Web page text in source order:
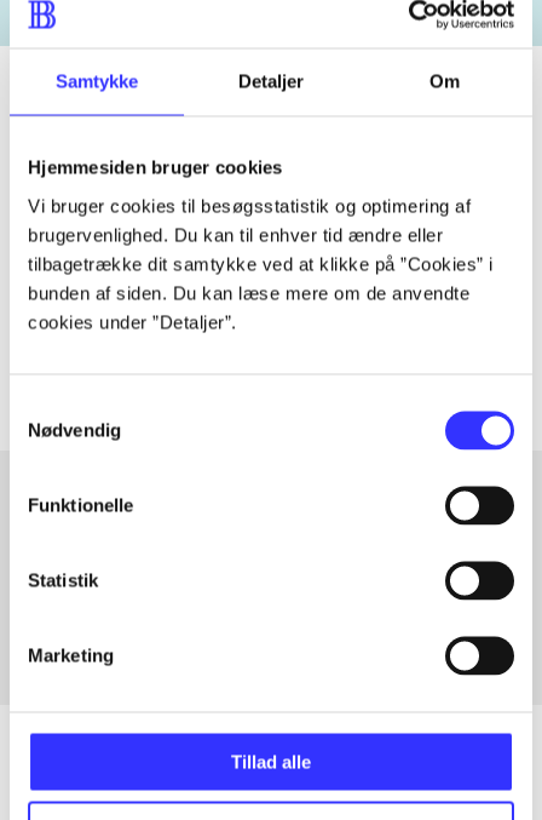
Samtykke Detaljer Om
Hjemmesiden bruger cookies
Vi bruger cookies til besøgsstatistik og optimering af
brugervenlighed. Du kan til enhver tid ændre eller
tilbagetrække dit samtykke ved at klikke på ”Cookies” i
bunden af siden. Du kan læse mere om de anvendte
cookies under ”Detaljer”.
Nødvendig
Funktionelle
Statistik
Marketing
Tillad alle
Tidsskrift
Artiklen er en del af
lorem ipsum dolor sit amet ...
Tidsskrift
handler ofte om
Fra